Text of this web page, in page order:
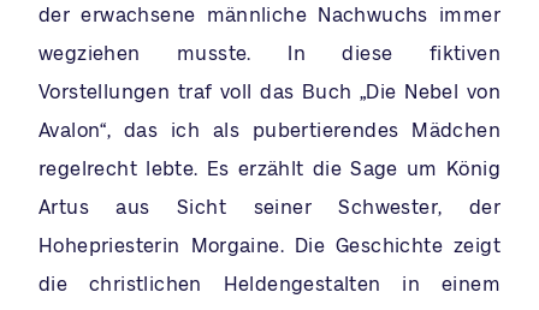
der erwachsene männliche Nachwuchs immer
wegziehen musste. In diese fiktiven
Vorstellungen traf voll das Buch „Die Nebel von
Avalon“, das ich als pubertierendes Mädchen
regelrecht lebte. Es erzählt die Sage um König
Artus aus Sicht seiner Schwester, der
Hohepriesterin Morgaine. Die Geschichte zeigt
die christlichen Heldengestalten in einem